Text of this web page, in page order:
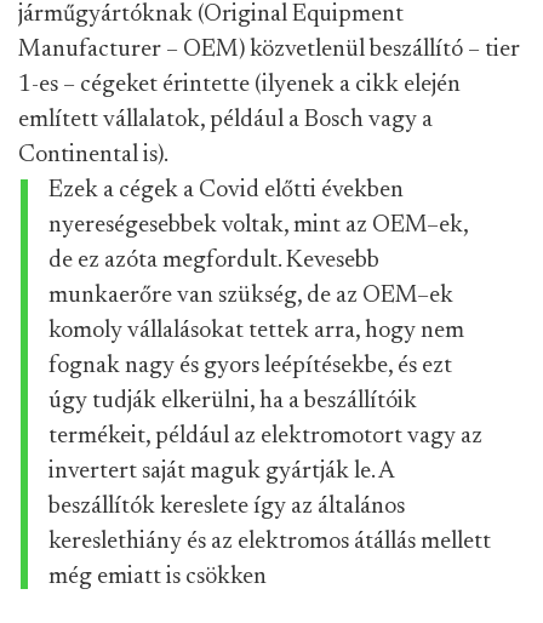
járműgyártóknak (Original Equipment
Manufacturer – OEM) közvetlenül beszállító – tier
1-es – cégeket érintette (ilyenek a cikk elején
említett vállalatok, például a Bosch vagy a
Continental is).
Ezek a cégek a Covid előtti években
nyereségesebbek voltak, mint az OEM–ek,
de ez azóta megfordult. Kevesebb
munkaerőre van szükség, de az OEM–ek
komoly vállalásokat tettek arra, hogy nem
fognak nagy és gyors leépítésekbe, és ezt
úgy tudják elkerülni, ha a beszállítóik
termékeit, például az elektromotort vagy az
invertert saját maguk gyártják le. A
beszállítók kereslete így az általános
kereslethiány és az elektromos átállás mellett
még emiatt is csökken